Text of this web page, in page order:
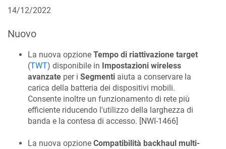
14/12/2022
Nuovo
La nuova opzione Tempo di riattivazione target
(TWT) disponibile in Impostazioni wireless
avanzate per i Segmenti aiuta a conservare la
carica della batteria dei dispositivi mobili.
Consente inoltre un funzionamento di rete più
efficiente riducendo l'utilizzo della larghezza di
banda e la contesa di accesso. [NWI-1466]
La nuova opzione Compatibilità backhaul multi-